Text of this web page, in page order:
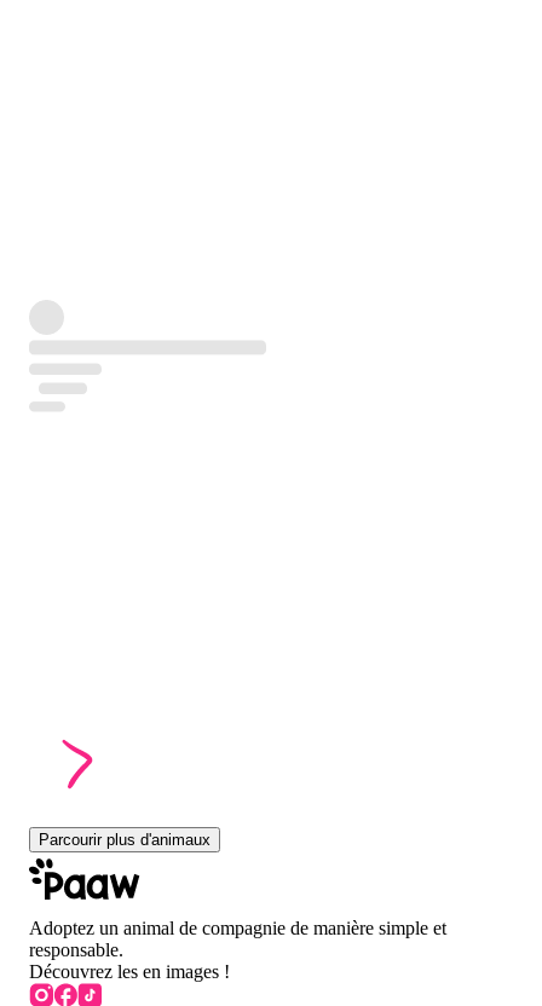
Parcourir plus d'animaux
Adoptez un animal de compagnie de manière simple et
responsable.
Découvrez les en images !